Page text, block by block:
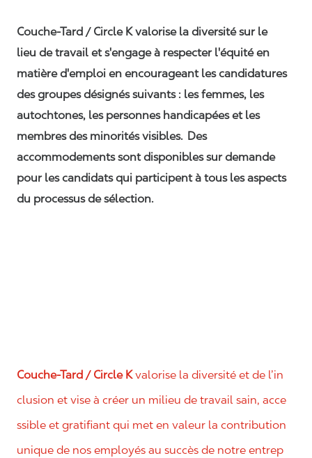
Couche-Tard / Circle K valorise la diversité sur le
lieu de travail et s'engage à respecter l'équité en
matière d'emploi en encourageant les candidatures
des groupes désignés suivants : les femmes, les
autochtones, les personnes handicapées et les
membres des minorités visibles. Des
accommodements sont disponibles sur demande
pour les candidats qui participent à tous les aspects
du processus de sélection.
Couche-Tard / Circle Kvalorise la diversité et de l’in
clusion et vise à créer un milieu de travail sain, acce
ssible et gratifiant qui met en valeur la contribution
unique de nos employés au succès de notre entrep